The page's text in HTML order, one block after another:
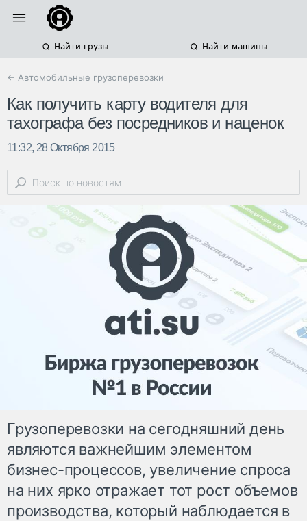
Найти грузы Найти машины
← Автомобильные грузоперевозки
Как получить карту водителя для
тахографа без посредников и наценок
11:32, 28 Октября 2015
Грузоперевозки на сегодняшний день
являются важнейшим элементом
бизнес-процессов, увеличение спроса
на них ярко отражает тот рост объемов
производства, который наблюдается в